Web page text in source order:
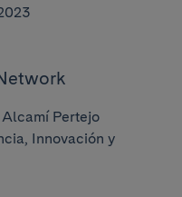
Pertejo
Innovación y